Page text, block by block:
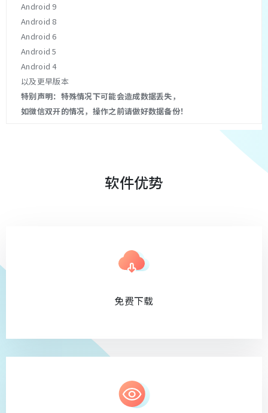
Android 9
Android 8
Android 6
Android 5
Android 4
以及更早版本
特别声明：特殊情况下可能会造成数据丢失，
如微信双开的情况，操作之前请做好数据备份！
软件优势
免费下载